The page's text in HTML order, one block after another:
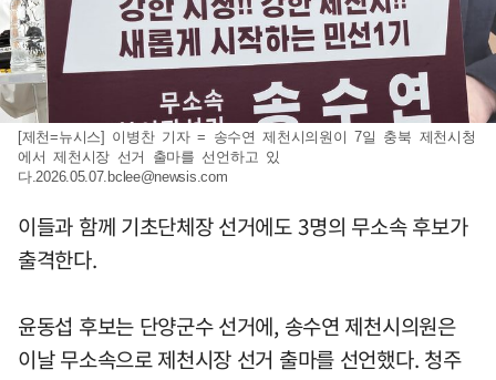
[제천=뉴시스] 이병찬 기자 = 송수연 제천시의원이 7일 충북 제천시청
에서 제천시장 선거 출마를 선언하고 있
다.2026.05.07.bclee@newsis.com
이들과 함께 기초단체장 선거에도 3명의 무소속 후보가
출격한다.
윤동섭 후보는 단양군수 선거에, 송수연 제천시의원은
이날 무소속으로 제천시장 선거 출마를 선언했다. 청주